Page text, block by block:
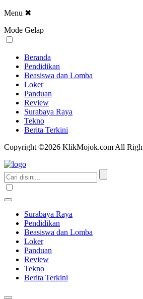
Menu ✖
Mode Gelap
Beranda
Pendidikan
Beasiswa dan Lomba
Loker
Panduan
Review
Surabaya Raya
Tekno
Berita Terkini
Copyright ©2026 KlikMojok.com All
Surabaya Raya
Pendidikan
Beasiswa dan Lomba
Loker
Panduan
Review
Tekno
Berita Terkini